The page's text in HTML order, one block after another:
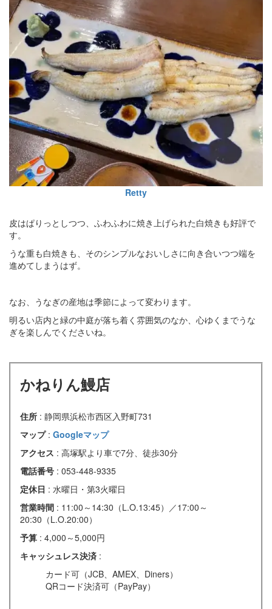
Retty
皮はぱりっとしつつ、ふわふわに焼き上げられた白焼きも好評で
す。
うな重も白焼きも、そのシンプルなおいしさに向き合いつつ端を
進めてしまうはず。
なお、うなぎの産地は季節によって変わります。
明るい店内と緑の中庭が落ち着く雰囲気のなか、心ゆくまでうな
ぎを楽しんでくださいね。
かねりん鰻店
住所 : 静岡県浜松市西区入野町731
マップ : Googleマップ
アクセス : 高塚駅より車で7分、徒歩30分
電話番号 : 053-448-9335
定休日 : 水曜日・第3火曜日
営業時間 : 11:00～14:30（L.O.13:45）／17:00～
20:30（L.O.20:00）
予算 : 4,000～5,000円
キャッシュレス決済 :
カード可（JCB、AMEX、Diners）
QRコード決済可（PayPay）